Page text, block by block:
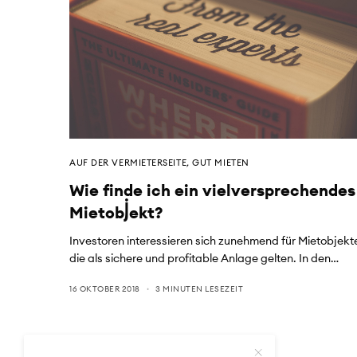
AUF DER VERMIETERSEITE,GUT MIETEN
Wie finde ich ein vielversprechendes
Mietobjekt?
Investoren interessieren sich zunehmend für
die als sichere und profitable Anlage gelten. In den…
16 OKTOBER 2018 3 MINUTEN LESEZEIT